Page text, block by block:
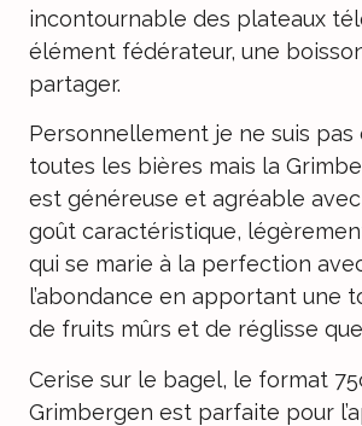
incontournable des plateaux
élément fédérateur, une
partager.
Personnellement je ne suis
toutes les bières mais la
est généreuse et agréable
goût caractéristique,
qui se marie à la perfection
l’abondance en apportant une
de fruits mûrs et de réglisse que
Cerise sur le bagel, le format
Grimbergen est parfaite pour